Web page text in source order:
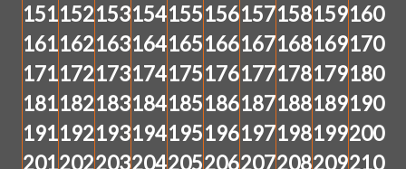
151152153154155156157158159160
161162163164165166167168169170
171172173174175176177178179180
181182183184185186187188189190
191192193194195196197198199200
201202203204205206207208209210